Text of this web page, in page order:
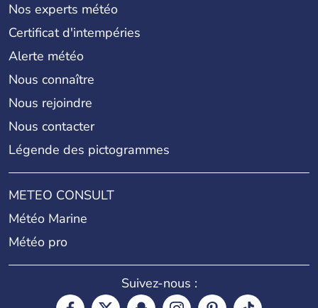
Nos experts météo
Certificat d'intempéries
Alerte météo
Nous connaître
Nous rejoindre
Nous contacter
Légende des pictogrammes
METEO CONSULT
Météo Marine
Météo pro
Suivez-nous :